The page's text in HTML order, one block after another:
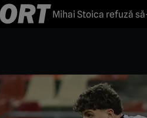
Mihai Stoica refuză